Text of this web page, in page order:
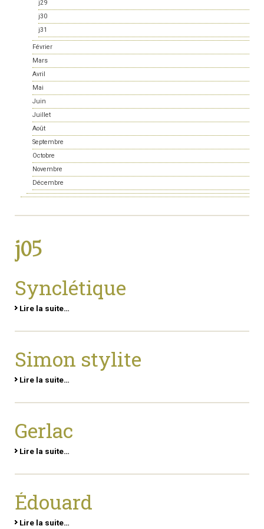
j29
j30
j31
Février
Mars
Avril
Mai
Juin
Juillet
Août
Septembre
Octobre
Novembre
Décembre
j05
Synclétique
Lire la suite…
Simon stylite
Lire la suite…
Gerlac
Lire la suite…
Édouard
Lire la suite…